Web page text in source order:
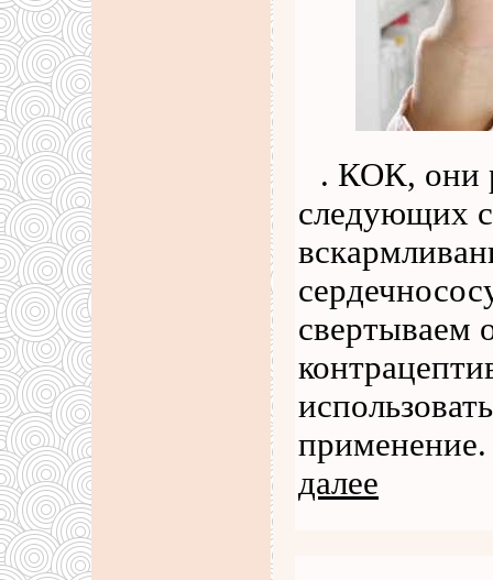
. КОК, они
следующих
свертываем
далее